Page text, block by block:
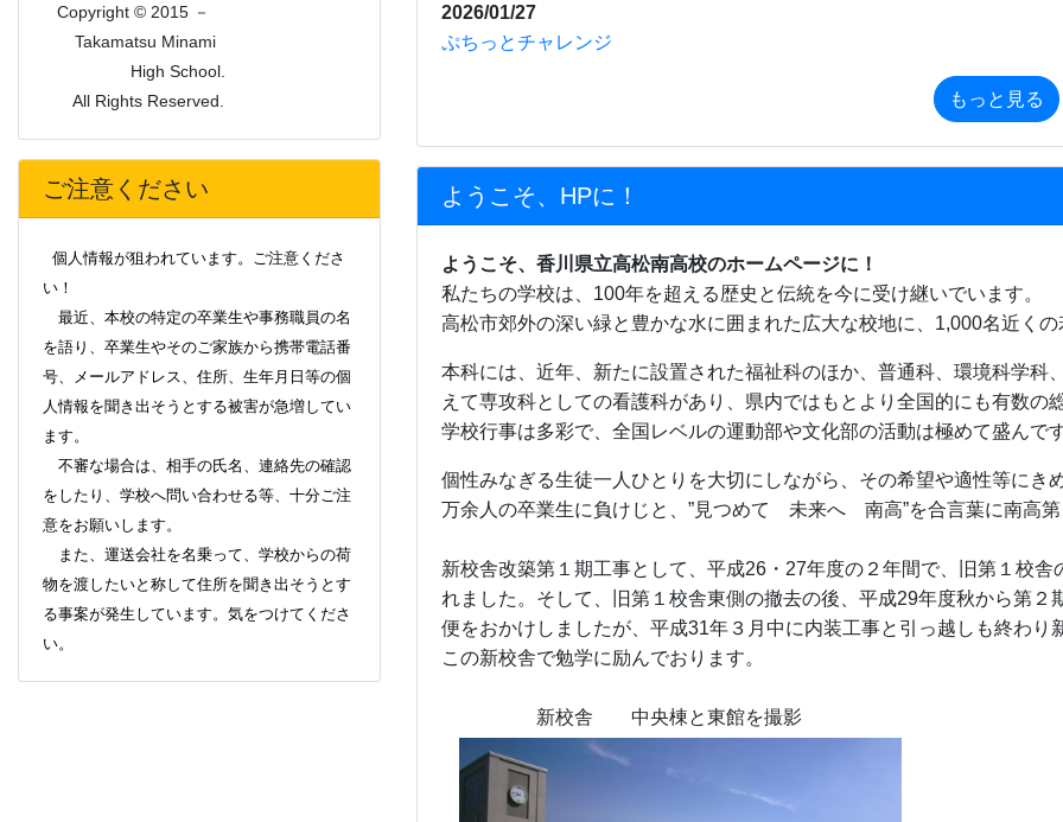
Copyright © 2015 －
Takamatsu Minami
High School.
All Rights Reserved.
ご注意ください
個人情報が狙われています。ご注意くださ
い！
最近、本校の特定の卒業生や事務職員の名
を語り、卒業生やそのご家族から携帯電話番
号、メールアドレス、住所、生年月日等の個
人情報を聞き出そうとする被害が急増してい
ます。
不審な場合は、相手の氏名、連絡先の確認
をしたり、学校へ問い合わせる等、十分ご注
意をお願いします。
また、運送会社を名乗って、学校からの荷
物を渡したいと称して住所を聞き出そうとす
る事案が発生しています。気をつけてくださ
い。
2026/01/27
ぷちっとチャレンジ
もっと見る
ようこそ、HPに！
ようこそ、香川県立高松南高校のホームページに！
私たちの学校は、100年を超える歴史と伝統を今に受け継いでいます。
高松市郊外の深い緑と豊かな水に囲まれた広大な校地に、1,000名近く
本科には、近年、新たに設置された福祉科のほか、普通科、環境科学
えて専攻科としての看護科があり、県内ではもとより全国的にも有数
学校行事は多彩で、全国レベルの運動部や文化部の活動は極めて盛んで
個性みなぎる生徒一人ひとりを大切にしながら、その希望や適性等に
万余人の卒業生に負けじと、”見つめて 未来へ 南高”を合言葉に南高
新校舎改築第１期工事として、平成26・27年度の２年間で、旧第１校
れました。そして、旧第１校舎東側の撤去の後、平成29年度秋から第
便をおかけしましたが、平成31年３月中に内装工事と引っ越しも終わ
この新校舎で勉学に励んでおります。
新校舎 中央棟と東館を撮影